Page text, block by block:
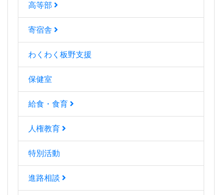
高等部
寄宿舎
わくわく板野支援
保健室
給食・食育
人権教育
特別活動
進路相談